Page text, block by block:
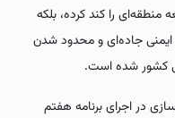
منطقه‌ای را کند کرده، بلکه
جاده‌ای و محدود شدن
کشور شده است.
در اجرای برنامه هفتم